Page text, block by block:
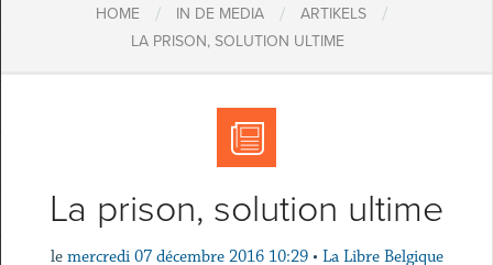
HOME / IN DE MEDIA / ARTIKELS /
LA PRISON, SOLUTION ULTIME
La prison, solution ultime
le mercredi 07 décembre 2016 10:29 • La Libre Belgique